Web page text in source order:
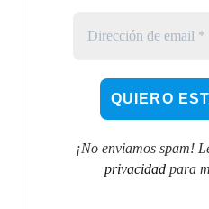
¡No enviamos spam!
privacidadpara